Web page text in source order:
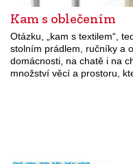
Kam s oblečením
Otázku, „kam s textilem“,
stolním prádlem, ručníky a
domácnosti, na chatě i na
množství věcí a prostoru,